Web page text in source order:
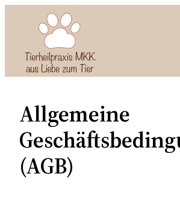
springen
Allgemeine
(AGB)